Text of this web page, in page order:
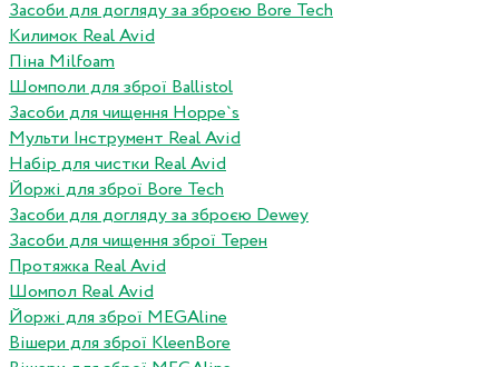
Засоби для догляду за зброєю Bore Tech
Килимок Real Avid
Піна Milfoam
Шомполи для зброї Ballistol
Засоби для чищення Hoppe`s
Мульти Інструмент Real Avid
Набір для чистки Real Avid
Йоржі для зброї Bore Tech
Засоби для догляду за зброєю Dewey
Засоби для чищення зброї Терен
Протяжка Real Avid
Шомпол Real Avid
Йоржі для зброї MEGAline
Вішери для зброї KleenBore